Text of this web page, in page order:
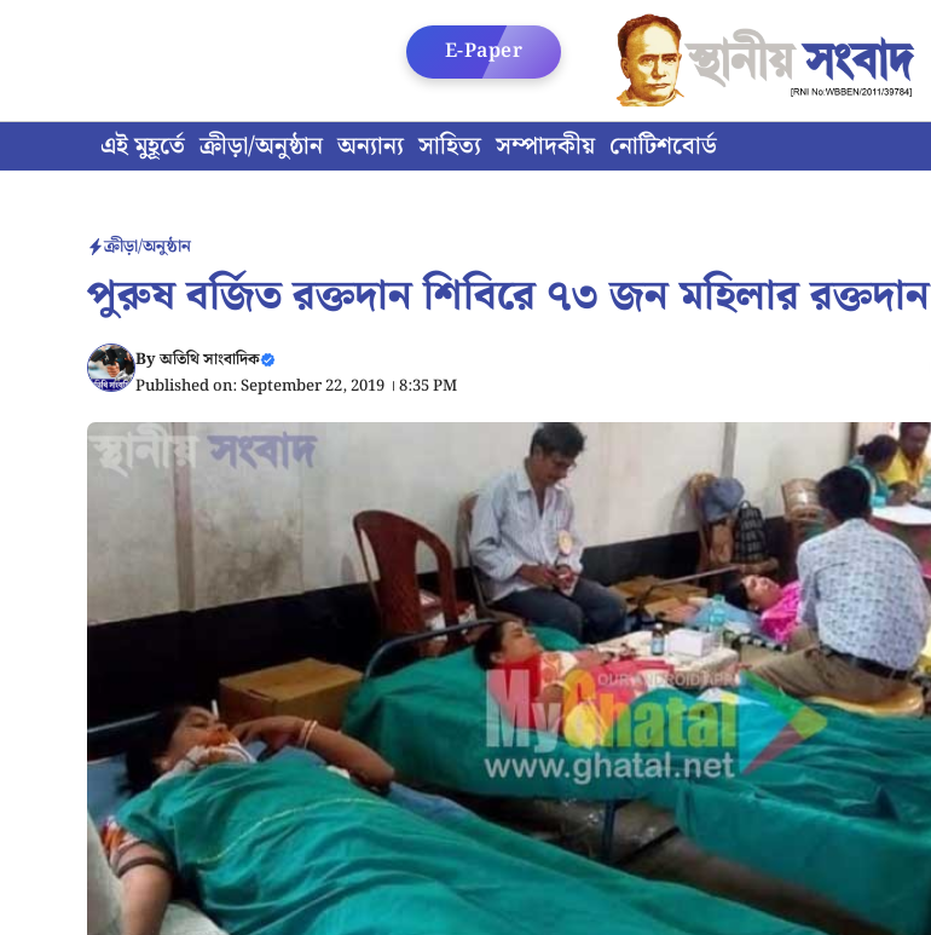
এই মুহূর্তে ক্রীড়া/অনুষ্ঠান অন্যান্য সাহিত্য সম্পাদকীয় নোটিশবোর্ড
E-Paper
ক্রীড়া/অনুষ্ঠান
পুরুষ বর্জিত রক্তদান শিবিরে ৭৩ জন মহিলার রক্তদান
Byঅতিথি সাংবাদিক
Published on: September 22, 2019 । 8:35 PM